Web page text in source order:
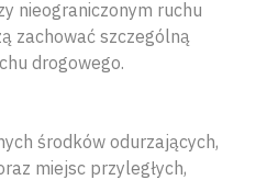
nieograniczonym ruchu
zachować szczególną
drogowego.
środków odurzających,
miejsc przyległych,